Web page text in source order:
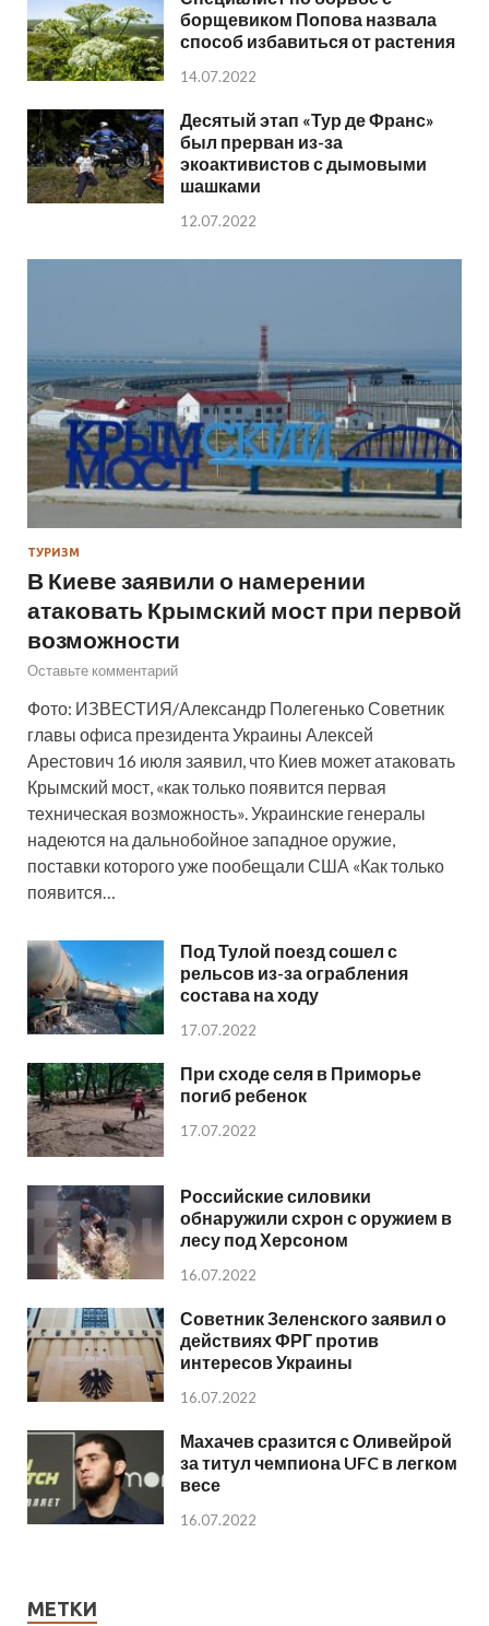
борщевиком Попова назвала
способ избавиться от растения
14.07.2022
Десятый этап «Тур де Франс»
был прерван из-за
экоактивистов с дымовыми
шашками
12.07.2022
ТУРИЗМ
В Киеве заявили о намерении
атаковать Крымский мост при первой
возможности
Оставьте комментарий
Фото: ИЗВЕСТИЯ/Александр Полегенько Советник
главы офиса президента Украины Алексей
Арестович 16 июля заявил, что Киев может атаковать
Крымский мост, «как только появится первая
техническая возможность». Украинские генералы
надеются на дальнобойное западное оружие,
поставки которого уже пообещали США «Как только
появится…
Под Тулой поезд сошел с
рельсов из-за ограбления
состава на ходу
17.07.2022
При сходе селя в Приморье
погиб ребенок
17.07.2022
Российские силовики
обнаружили схрон с оружием в
лесу под Херсоном
16.07.2022
Советник Зеленского заявил о
действиях ФРГ против
интересов Украины
16.07.2022
Махачев сразится с Оливейрой
за титул чемпиона UFC в легком
весе
16.07.2022
МЕТКИ